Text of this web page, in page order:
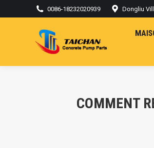
0086-18232020939 Dongliu
COMMENT